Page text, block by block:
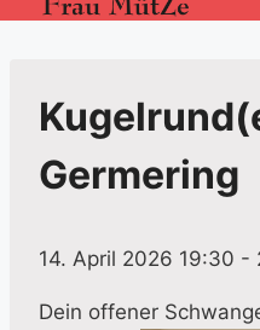
Germering
14. April 2026 19:30 -
Dein offener